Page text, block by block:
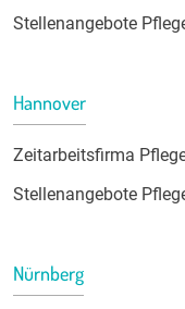
Stellenangebote
Hannover
Zeitarbeitsfirma
Stellenangebote
Nürnberg